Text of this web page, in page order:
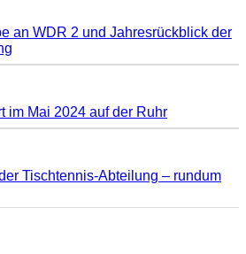
an WDR 2 und Jahresrückblick der
im Mai 2024 auf der Ruhr
Tischtennis-Abteilung – rundum